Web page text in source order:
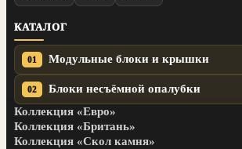
КАТАЛОГ
01 Модульные блоки и крышки
02
Блоки несъёмной опалубки
Коллекция «Евро»
Коллекция «Британь»
Коллекция «Скол камня»